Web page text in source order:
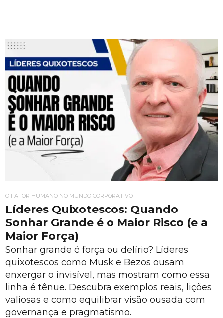
O FATOR HUMANO NO MUNDO CORPORATIVO
Líderes Quixotescos: Quando
Sonhar Grande é o Maior Risco (e a
Maior Força)
Sonhar grande é força ou delírio? Líderes
quixotescos como Musk e Bezos ousam
enxergar o invisível, mas mostram como essa
linha é tênue. Descubra exemplos reais, lições
valiosas e como equilibrar visão ousada com
governança e pragmatismo.